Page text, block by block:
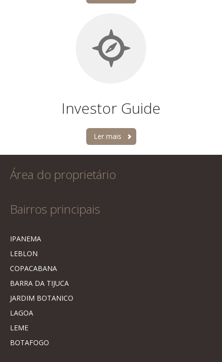
Investor Guide
Ler mais
Área do proprietário
Bairros principais
IPANEMA
LEBLON
COPACABANA
BARRA DA TIJUCA
JARDIM BOTANICO
LAGOA
LEME
BOTAFOGO